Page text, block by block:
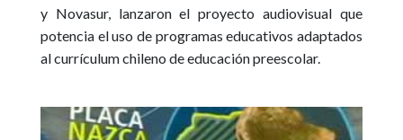
y Novasur, lanzaron el proyecto audiovisual que
potencia el uso de programas educativos adaptados
al currículum chileno de educación preescolar.